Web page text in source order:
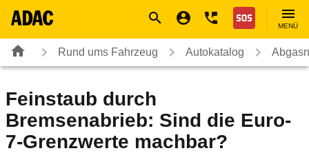
Nothilfe
MENÜ
Rund ums Fahrzeug Autokatalog
Feinstaub durch
Bremsenabrieb: Sind die Euro-
7-Grenzwerte machbar?